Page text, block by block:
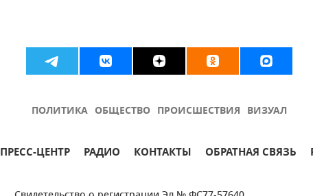
ПОЛИТИКА ОБЩЕСТВО ПРОИСШЕСТВИЯ ВИЗУАЛ
ПРЕСС-ЦЕНТР РАДИО КОНТАКТЫ ОБРАТНАЯ СВЯЗЬ